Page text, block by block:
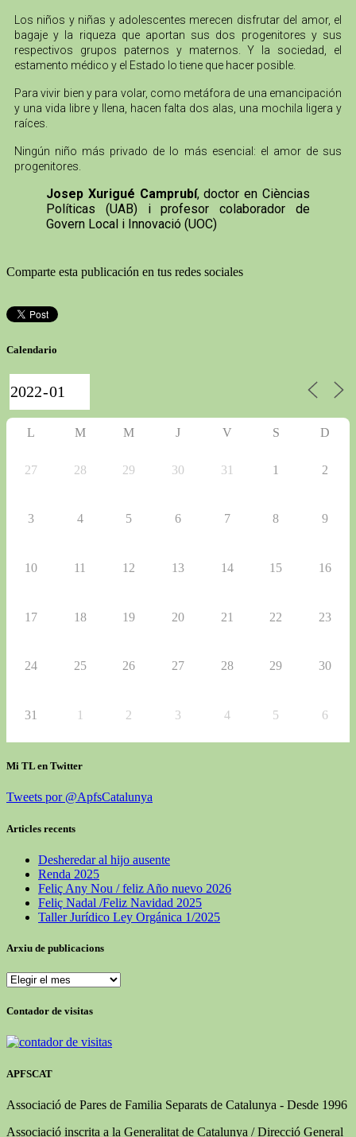
Los niños y niñas y adolescentes merecen disfrutar del amor, el
bagaje y la riqueza que aportan sus dos progenitores y sus
respectivos grupos paternos y maternos. Y la sociedad, el
estamento médico y el Estado lo tiene que hacer posible.
Para vivir bien y para volar, como metáfora de una emancipación
y una vida libre y llena, hacen falta dos alas, una mochila ligera y
raíces.
Ningún niño más privado de lo más esencial: el amor de sus
progenitores.
Josep Xurigué Camprubí, doctor en Cièncias
Políticas (UAB) i profesor colaborador de
Govern Local i Innovació (UOC)
Comparte esta publicación en tus redes sociales
Calendario
L M M J V S D
27 28 29 30 31 1 2
3 4 5 6 7 8 9
10 11 12 13 14 15 16
17 18 19 20 21 22 23
24 25 26 27 28 29 30
31 1 2 3 4 5 6
Mi TL en Twitter
Tweets por @ApfsCatalunya
Articles recents
Desheredar al hijo ausente
Renda 2025
Feliç Any Nou / feliz Año nuevo 2026
Feliç Nadal /Feliz Navidad 2025
Taller Jurídico Ley Orgánica 1/2025
Arxiu de publicacions
Contador de visitas
APFSCAT
Associació de Pares de Familia Separats de Catalunya - Desde 1996
Associació inscrita a la Generalitat de Catalunya / Direcció General